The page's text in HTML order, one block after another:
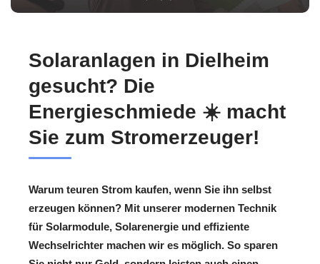
Solaranlagen in Dielheim
gesucht? Die
Energieschmiede ☀️ macht
Sie zum Stromerzeuger!
Warum teuren Strom kaufen, wenn Sie ihn selbst
erzeugen können? Mit unserer modernen Technik
für Solarmodule, Solarenergie und effiziente
Wechselrichter machen wir es möglich. So sparen